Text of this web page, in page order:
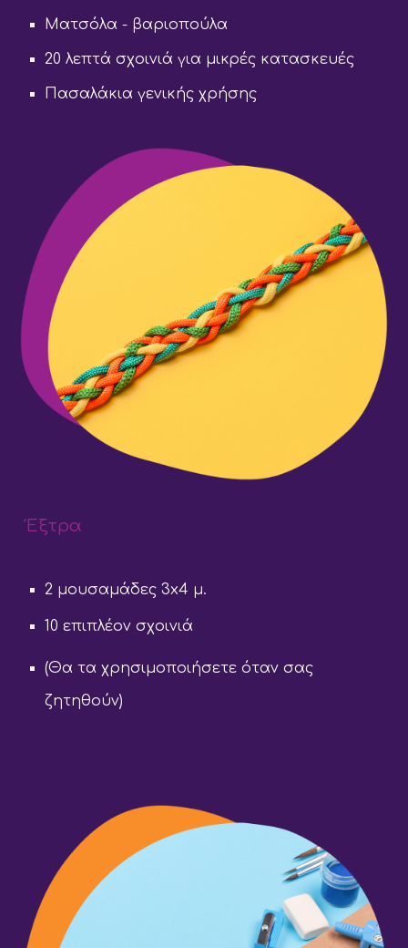
Ματσόλα - βαριοπούλα
20 λεπτά σχοινιά για μικρές κατασκευές
Πασαλάκια γενικής χρήσης
Έξτρα
2 μουσαμάδες 3x4 μ.
10 επιπλέον σχοινιά
(Θα τα χρησιμοποιήσετε όταν σας
ζητηθούν)